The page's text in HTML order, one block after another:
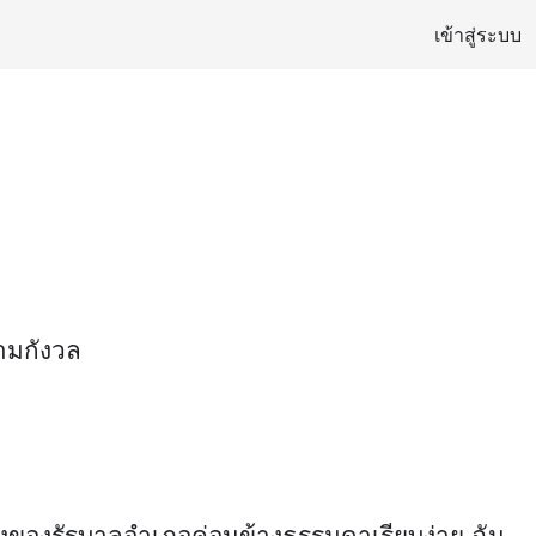
เข้าสู่ระบบ
มกังวล